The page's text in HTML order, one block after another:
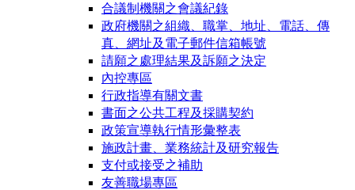
合議制機關之會議紀錄
政府機關之組織、職掌、地址、電話、傳
真、網址及電子郵件信箱帳號
請願之處理結果及訴願之決定
內控專區
行政指導有關文書
書面之公共工程及採購契約
政策宣導執行情形彙整表
施政計畫、業務統計及研究報告
支付或接受之補助
友善職場專區